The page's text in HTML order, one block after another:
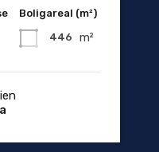
Boligareal (m²)
446 m²